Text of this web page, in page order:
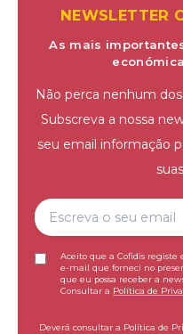
NEWSLETTER
As mais
Não perca nenhum
Subscreva a nossa
seu email informação
Aceito que a Cofidis registe
e-mail que forneci no
que eu possa receber a
Consultar a Política de
Deverá consultar a Política de